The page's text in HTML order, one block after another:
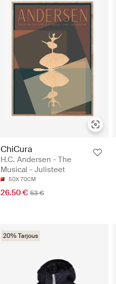
ChiCura
H.C. Andersen - The
Musical - Julisteet
50X 70CM
26.50 € 53 €
20% Tarjous